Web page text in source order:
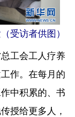
受访者供图）
工会工人疗养
作。在每月的
中积累的、书
授给更多人，